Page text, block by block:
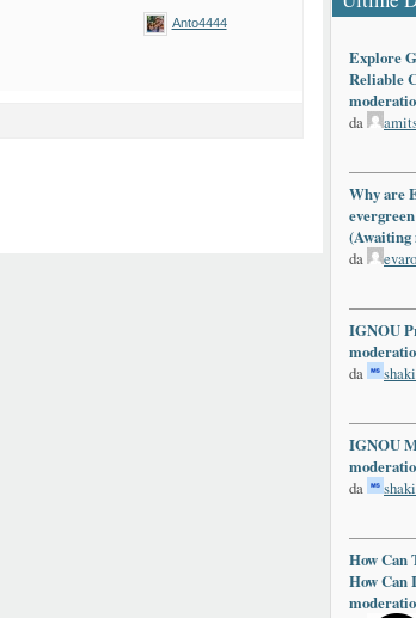
Anto4444
Explore
Reliable
da
Why are
(Awaiting
da
IGNOU
da
IGNOU
da
How Can
How Can